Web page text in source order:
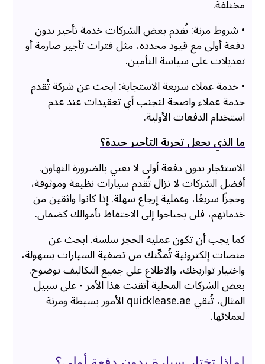
مختلفة.
• شروط مرنة: تُقدم بعض الشركات خدمة تأجير بدون
دفعة أولى مع قيود محددة، مثل فترات تأجير صارمة أو
تعديلات على سياسة التأمين.
• خدمة عملاء سريعة الاستجابة: ابحث عن شركة تُقدم
خدمة عملاء واضحة لتجنب أي تعقيدات عند عدم
استخدام الدفعات الأولية.
ما الذي يجعل تجربة التأجير جيدة؟
الاستئجار بدون دفعة أولى لا يعني بالضرورة التهاون.
أفضل الشركات لا تزال تُقدم سيارات نظيفة وموثوقة،
وحجزًا سريعًا، وعملية إرجاع سهلة. إذا كانوا واثقين من
خدماتهم، فلن يحتاجوا إلى الاحتفاظ بأموالك كضمان.
كما يجب أن تكون عملية الحجز سلسة. ابحث عن
منصات إلكترونية تُمكّنك من تصفية السيارات بسهولة،
واختيار تواريخك، والاطلاع على جميع التكاليف بوضوح.
بعض الشركات المحلية أتقنت هذا الأمر - على سبيل
المثال، تُبقي quicklease.ae الأمور بسيطة ومرنة
لعملائها.